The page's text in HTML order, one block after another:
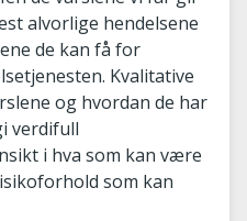
alvorlige hendelsene
de kan få for
Kvalitative
og hvordan de har
verdifull
i hva som kan være
som kan